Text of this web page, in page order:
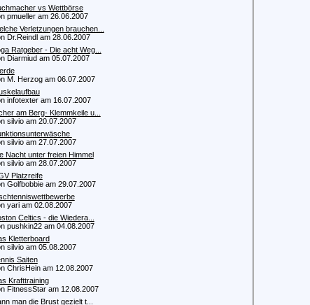
vs Wettbörse
pmueller am 26.06.2007
Verletzungen brauchen...
Dr.Reindl am 28.06.2007
Ratgeber - Die acht Weg...
Diarmiud am 05.07.2007
M. Herzog am 06.07.2007
infotexter am 16.07.2007
am Berg- Klemmkeile u...
silvio am 20.07.2007
silvio am 27.07.2007
Nacht unter freien Himmel
silvio am 28.07.2007
Platzreife
Golfbobbie am 29.07.2007
yari am 02.08.2007
Celtics - die Wiedera...
pushkin22 am 04.08.2007
Kletterboard
silvio am 05.08.2007
Saiten
ChrisHein am 12.08.2007
Krafttraining
FitnessStar am 12.08.2007
man die Brust gezielt t...